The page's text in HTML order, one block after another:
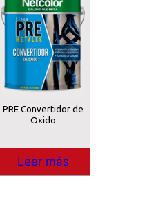
PRE Convertidor de
Oxido
Leer más